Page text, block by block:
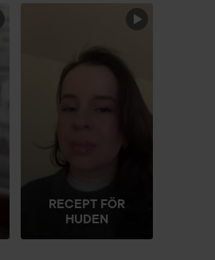
RECEPT FÖR
HUDEN